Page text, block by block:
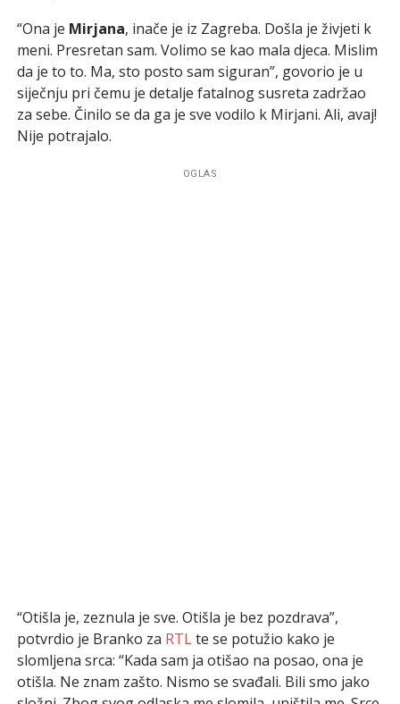
“Ona je Mirjana, inače je iz Zagreba. Došla je živjeti k
meni. Presretan sam. Volimo se kao mala djeca. Mislim
da je to to. Ma, sto posto sam siguran”, govorio je u
siječnju pri čemu je detalje fatalnog susreta zadržao
za sebe. Činilo se da ga je sve vodilo k Mirjani. Ali, avaj!
Nije potrajalo.
OGLAS
“Otišla je, zeznula je sve. Otišla je bez pozdrava”,
potvrdio je Branko za RTLte se potužio kako je
slomljena srca: “Kada sam ja otišao na posao, ona je
otišla. Ne znam zašto. Nismo se svađali. Bili smo jako